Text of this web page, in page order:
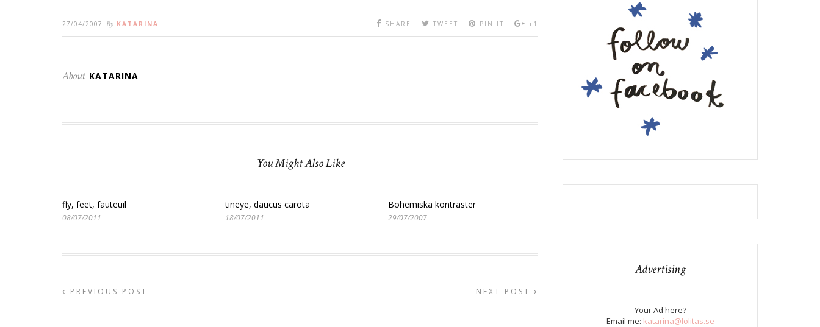
27/04/2007 By KATARINA SHARE TWEET PIN IT +1
About KATARINA
You Might Also Like
fly, feet, fauteuil
08/07/2011
tineye, daucus carota
18/07/2011
Bohemiska kontraster
29/07/2007
PREVIOUS POST NEXT POST
Advertising
Your Ad here?
Email me: katarina@lolitas.se